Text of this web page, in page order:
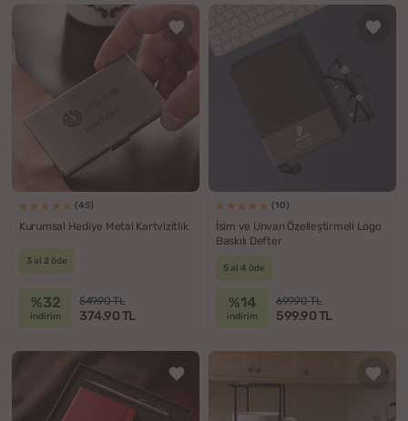
(45)
Kurumsal Hediye Metal Kartvizitlik
3 al 2 öde
%32
indirim
549.90 TL
374.90 TL
(10)
İsim ve Unvan Özelleştirmeli Logo
Baskılı Defter
5 al 4 öde
%14
indirim
699.90 TL
599.90 TL